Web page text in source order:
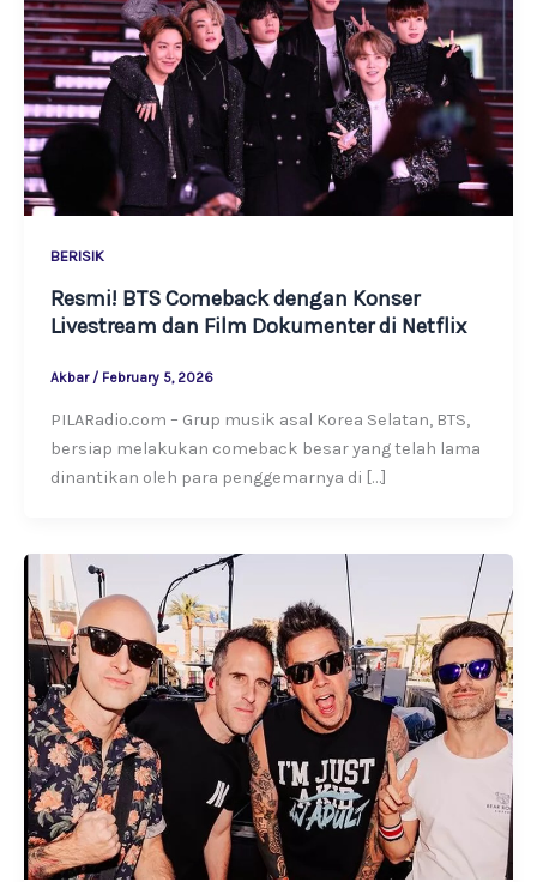
BERISIK
Resmi! BTS Comeback dengan Konser
Livestream dan Film Dokumenter di Netflix
Akbar / February 5, 2026
PILARadio.com – Grup musik asal Korea Selatan, BTS,
bersiap melakukan comeback besar yang telah lama
dinantikan oleh para penggemarnya di […]